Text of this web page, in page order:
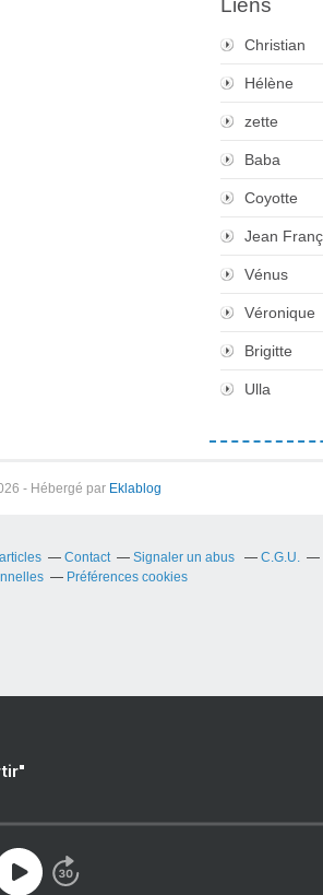
Liens
Christian
Hélène
zette
Baba
Coyotte
Jean
Vénus
Véronique
Brigitte
Ulla
- Hébergé par Eklablog
Contact Signaler un abus C.G.U.
Préférences cookies